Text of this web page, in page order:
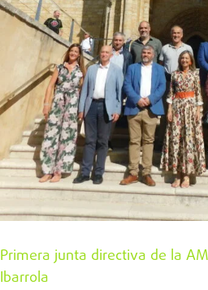
Primera junta directiva de la
Ibarrola